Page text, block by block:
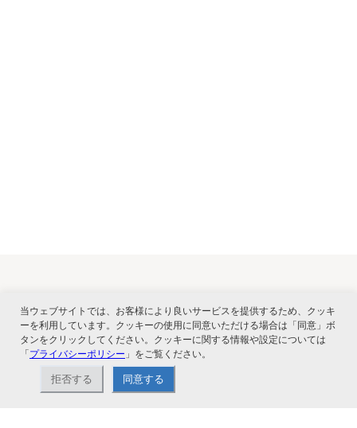
関連サービス
当ウェブサイトでは、お客様により良いサービスを提供するため、クッキ
ーを利用しています。クッキーの使用に同意いただける場合は「同意」ボ
タンをクリックしてください。クッキーに関する情報や設定については
「プライバシーポリシー 」をご覧ください。
拒否する 同意する